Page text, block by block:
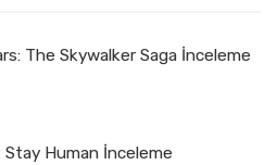
The Skywalker Saga İnceleme
Stay Human İnceleme